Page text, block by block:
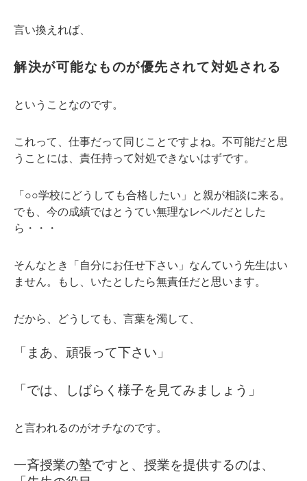
言い換えれば、
解決が可能なものが優先されて対処される
ということなのです。
これって、仕事だって同じことですよね。不可能だと思
うことには、責任持って対処できないはずです。
「○○学校にどうしても合格したい」と親が相談に来る。
でも、今の成績ではとうてい無理なレベルだとした
ら・・・
そんなとき「自分にお任せ下さい」なんていう先生はい
ません。もし、いたとしたら無責任だと思います。
だから、どうしても、言葉を濁して、
「まあ、頑張って下さい」
「では、しばらく様子を見てみましょう」
と言われるのがオチなのです。
一斉授業の塾ですと、授業を提供するのは、